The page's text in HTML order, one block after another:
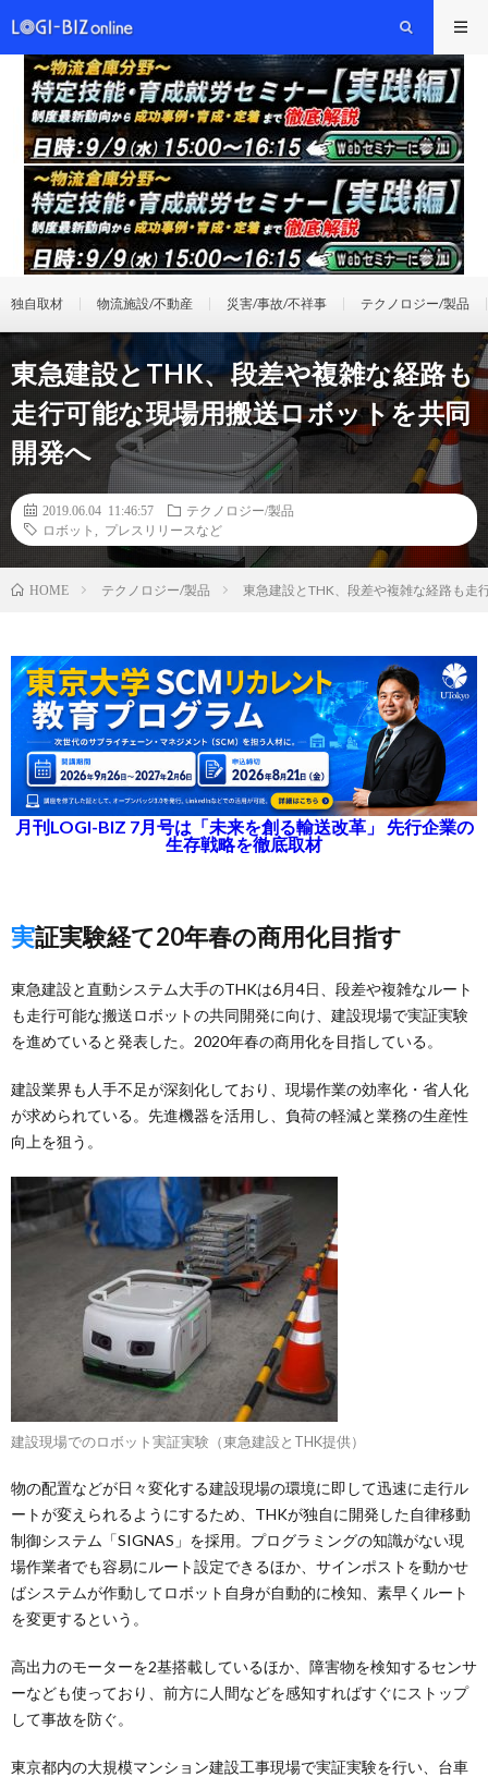
独自取材 物流施設/不動産 災害/事故/不祥事 テクノロジー/製品
東急建設とTHK、段差や複雑な経路も
走行可能な現場用搬送ロボットを共同
開発へ
2019.06.04 11:46:57
テクノロジー/製品
ロボット
プレスリリースなど
HOME テクノロジー/製品 東急建設とTHK、段差や複雑な経路も走
月刊LOGI-BIZ 7月号は「未来を創る輸送改革」 先行企業の
生存戦略を徹底取材
実証実験経て20年春の商用化目指す
東急建設と直動システム大手のTHKは6月4日、段差や複雑なルート
も走行可能な搬送ロボットの共同開発に向け、建設現場で実証実験
を進めていると発表した。2020年春の商用化を目指している。
建設業界も人手不足が深刻化しており、現場作業の効率化・省人化
が求められている。先進機器を活用し、負荷の軽減と業務の生産性
向上を狙う。
建設現場でのロボット実証実験（東急建設とTHK提供）
物の配置などが日々変化する建設現場の環境に即して迅速に走行ル
ートが変えられるようにするため、THKが独自に開発した自律移動
制御システム「SIGNAS」を採用。プログラミングの知識がない現
場作業者でも容易にルート設定できるほか、サインポストを動かせ
ばシステムが作動してロボット自身が自動的に検知、素早くルート
を変更するという。
高出力のモーターを2基搭載しているほか、障害物を検知するセンサ
ーなども使っており、前方に人間などを感知すればすぐにストップ
して事故を防ぐ。
東京都内の大規模マンション建設工事現場で実証実験を行い、台車